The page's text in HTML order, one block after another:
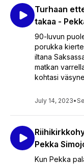
Turhaan
takaa -
90-luvun
porukka
iltana
matkan
kohtasi
July 14, 2023•
Pekka
Kun Pekka